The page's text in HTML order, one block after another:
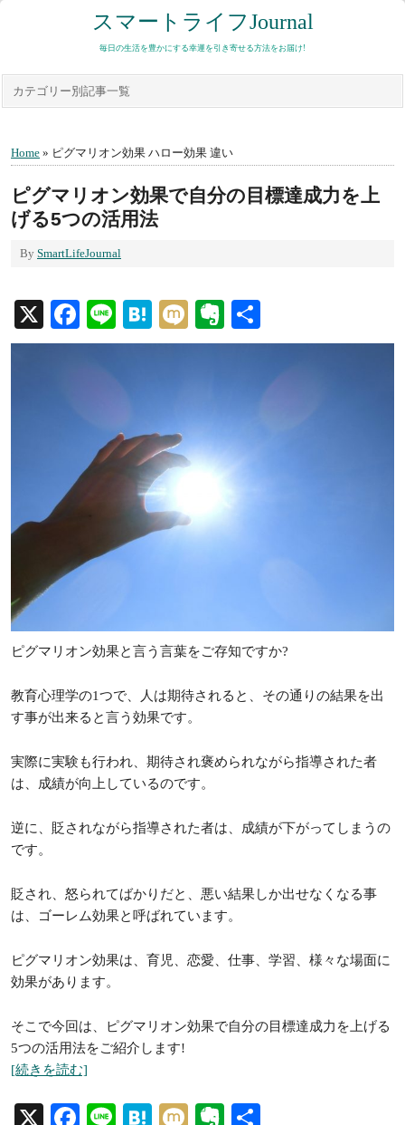
スマートライフJournal
毎日の生活を豊かにする幸運を引き寄せる方法をお届け!
カテゴリー別記事一覧
Home » ピグマリオン効果 ハロー効果 違い
ピグマリオン効果で自分の目標達成力を上
げる5つの活用法
By SmartLifeJournal
X Facebook
LineHatenaMixiEvernote
有
ピグマリオン効果と言う言葉をご存知ですか?
教育心理学の1つで、人は期待されると、その通りの結果を出
す事が出来ると言う効果です。
実際に実験も行われ、期待され褒められながら指導された者
は、成績が向上しているのです。
逆に、貶されながら指導された者は、成績が下がってしまうの
です。
貶され、怒られてばかりだと、悪い結果しか出せなくなる事
は、ゴーレム効果と呼ばれています。
ピグマリオン効果は、育児、恋愛、仕事、学習、様々な場面に
効果があります。
そこで今回は、ピグマリオン効果で自分の目標達成力を上げる
5つの活用法をご紹介します!
[続きを読む]
X Facebook
LineHatenaMixiEvernote